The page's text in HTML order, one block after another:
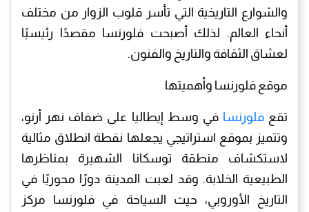
والشوارع التاريخية التي تأسر قلوب الزوار من مختلف
أنحاء العالم. لذلك أصبحت فلورنسا مقصدًا رئيسيًا
لعشاق الثقافة والتاريخ والفنون.
موقع فلورنسا وأهميتها
تقعفلورنسا في وسط إيطاليا على ضفاف نهر أرنو،
وتتميز بموقع استراتيجي يجعلها نقطة انطلاق مثالية
لاستكشاف منطقة توسكانا الشهيرة بمناظرها
الطبيعية الخلابة. وقد لعبت المدينة دورًا محوريًا في
التاريخ الأوروبي، حيث السياحة في فلورنسا مركز